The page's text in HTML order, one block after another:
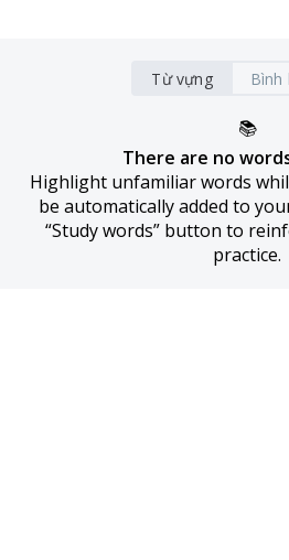
Từ vựng Bình
📚
There are no
Highlight unfamiliar words
be automatically added to
“Study words” button to
practice.